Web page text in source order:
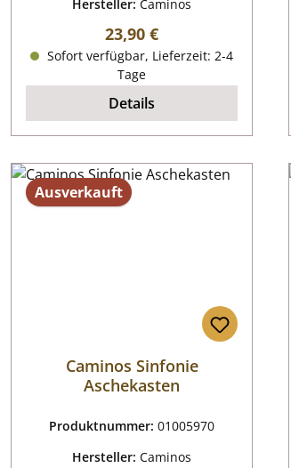
Hersteller:Caminos
Regulärer Preis:
23,90 €
Sofort verfügbar, Lieferzeit: 2-4
Tage
Details
Ausverkauft
Caminos Sinfonie
Aschekasten
Produktnummer:01005970
Hersteller:Caminos